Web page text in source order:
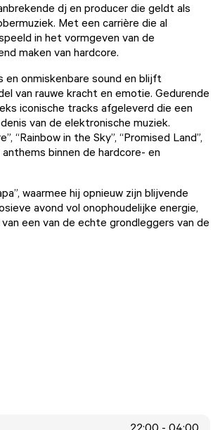
dj en producer die geldt als
Met een carrière die al
in het vormgeven van de
maken van hardcore.
onmiskenbare sound en blijft
van rauwe kracht en emotie. Gedurende
iconische tracks afgeleverd die een
van de elektronische muziek.
“Rainbow in the Sky”, “Promised Land”,
anthems binnen de hardcore- en
waarmee hij opnieuw zijn blijvende
avond vol onophoudelijke energie,
een van de echte grondleggers van de
22:00 - 04:00